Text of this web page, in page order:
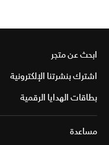
ابحث عن متجر
اشترك بنشرتنا الإلكترونية
بطاقات الهدايا الرقمية
مساعدة